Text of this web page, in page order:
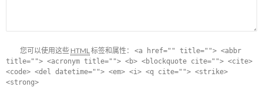
您可以使用这些 HTML标签和属性： <a href="" title=""> <abbr
title=""> <acronym title=""> <b> <blockquote cite=""> <cite>
<code> <del datetime=""> <em> <i> <q cite=""> <strike>
<strong>